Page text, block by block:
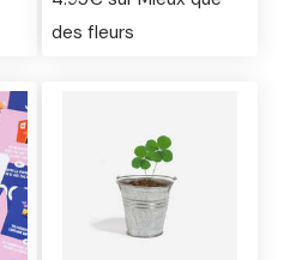
des fleurs